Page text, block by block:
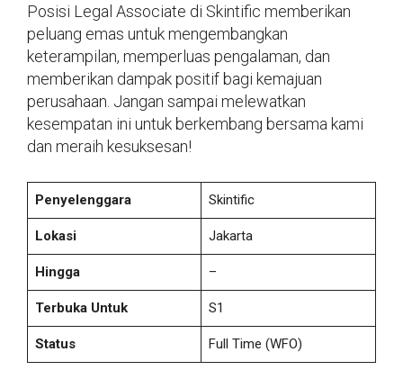
Posisi Legal Associate di Skintific memberikan
peluang emas untuk mengembangkan
keterampilan, memperluas pengalaman, dan
memberikan dampak positif bagi kemajuan
perusahaan. Jangan sampai melewatkan
kesempatan ini untuk berkembang bersama kami
dan meraih kesuksesan!
Penyelenggara Skintific
Lokasi Jakarta
Hingga –
Terbuka Untuk S1
Status Full Time (WFO)